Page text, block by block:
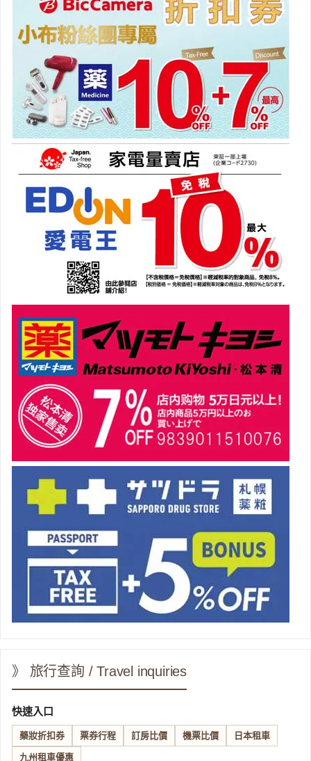
》 旅行查詢 / Travel inquiries
快速入口
藥妝折扣券 票券行程 訂房比價 機票比價 日本租車
九州租車優惠